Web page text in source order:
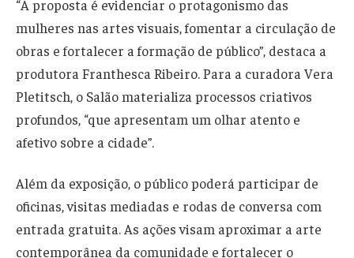
“A proposta é evidenciar o protagonismo das
mulheres nas artes visuais, fomentar a circulação de
obras e fortalecer a formação de público”, destaca a
produtora Franthesca Ribeiro. Para a curadora Vera
Pletitsch, o Salão materializa processos criativos
profundos, “que apresentam um olhar atento e
afetivo sobre a cidade”.
Além da exposição, o público poderá participar de
oficinas, visitas mediadas e rodas de conversa com
entrada gratuita. As ações visam aproximar a arte
contemporânea da comunidade e fortalecer o